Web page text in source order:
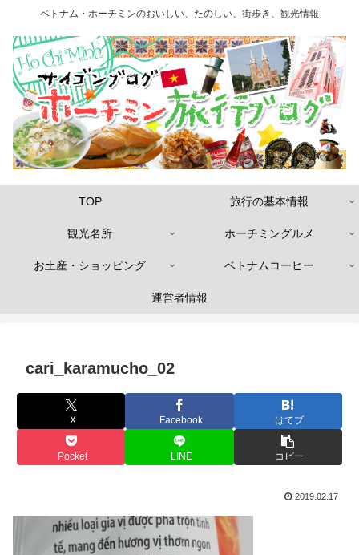
ベトナム・ホーチミンのおいしい、たのしい、街歩き、観光情報
TOP 旅行の基本情報
観光名所 ホーチミングルメ
お土産・ショッピング ベトナムコーヒー
運営者情報
cari_karamucho_02
X Facebook はてブ
Pocket LINE コピー
2019.02.17